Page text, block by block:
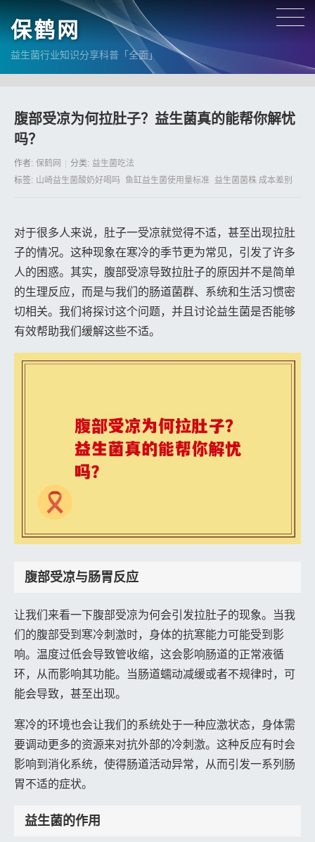
保鹤网
益生菌行业知识分享科普「全面」
腹部受凉为何拉肚子？益生菌真的能帮你解忧
吗？
作者: 保鹤网 分类: 益生菌吃法
标签: 山崎益生菌酸奶好喝吗 鱼缸益生菌使用量标准 益生菌菌株 成本差别
对于很多人来说，肚子一受凉就觉得不适，甚至出现拉肚
子的情况。这种现象在寒冷的季节更为常见，引发了许多
人的困惑。其实，腹部受凉导致拉肚子的原因并不是简单
的生理反应，而是与我们的肠道菌群、系统和生活习惯密
切相关。我们将探讨这个问题，并且讨论益生菌是否能够
有效帮助我们缓解这些不适。
腹部受凉与肠胃反应
让我们来看一下腹部受凉为何会引发拉肚子的现象。当我
们的腹部受到寒冷刺激时，身体的抗寒能力可能受到影
响。温度过低会导致管收缩，这会影响肠道的正常液循
环，从而影响其功能。当肠道蠕动减缓或者不规律时，可
能会导致，甚至出现。
寒冷的环境也会让我们的系统处于一种应激状态，身体需
要调动更多的资源来对抗外部的冷刺激。这种反应有时会
影响到消化系统，使得肠道活动异常，从而引发一系列肠
胃不适的症状。
益生菌的作用